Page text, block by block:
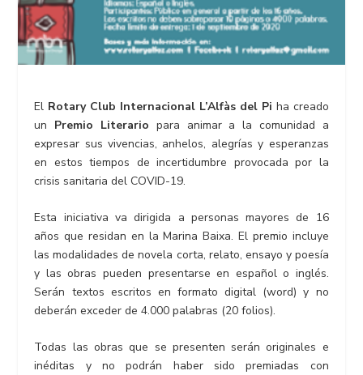
El Rotary Club Internacional L’Alfàs del Pi ha creado
un Premio Literario para animar a la comunidad a
expresar sus vivencias, anhelos, alegrías y esperanzas
en estos tiempos de incertidumbre provocada por la
crisis sanitaria del COVID-19.
Esta iniciativa va dirigida a personas mayores de 16
años que residan en la Marina Baixa. El premio incluye
las modalidades de novela corta, relato, ensayo y poesía
y las obras pueden presentarse en español o inglés.
Serán textos escritos en formato digital (word) y no
deberán exceder de 4.000 palabras (20 folios).
Todas las obras que se presenten serán originales e
inéditas y no podrán haber sido premiadas con